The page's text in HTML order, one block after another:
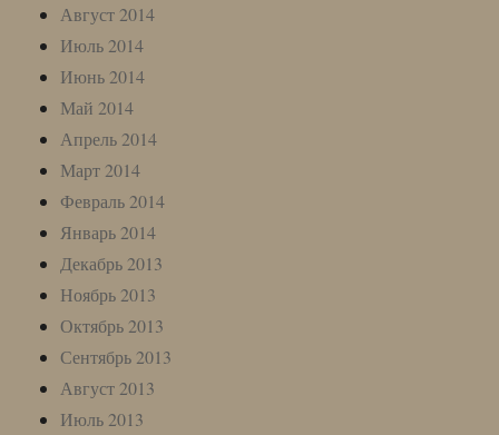
Август 2014
Июль 2014
Июнь 2014
Май 2014
Апрель 2014
Март 2014
Февраль 2014
Январь 2014
Декабрь 2013
Ноябрь 2013
Октябрь 2013
Сентябрь 2013
Август 2013
Июль 2013